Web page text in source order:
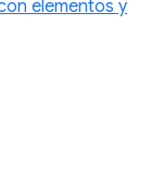
elementos y